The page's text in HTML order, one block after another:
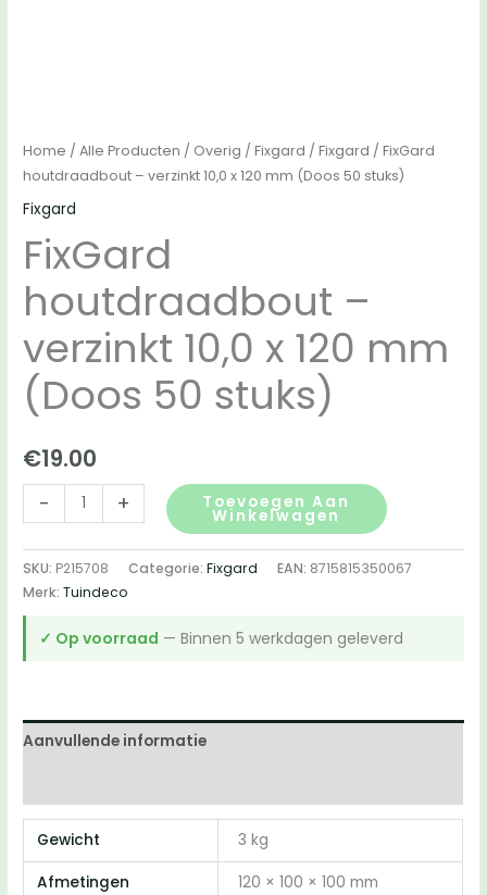
Home /Alle Producten / Overig /Fixgard /Fixgard / FixGard
houtdraadbout – verzinkt 10,0 x 120 mm (Doos 50 stuks)
Fixgard
FixGard
houtdraadbout –
verzinkt 10,0 x 120 mm
(Doos 50 stuks)
€19.00
-
houtdraadbout
-
verzinkt
120
50
+ Toevoegen Aan
Winkelwagen
SKU: P215708 Categorie:Fixgard EAN: 8715815350067
Merk:Tuindeco
✓ Op voorraad — Binnen 5 werkdagen geleverd
Aanvullende informatie
Gewicht 3 kg
Afmetingen 120 × 100 × 100 mm